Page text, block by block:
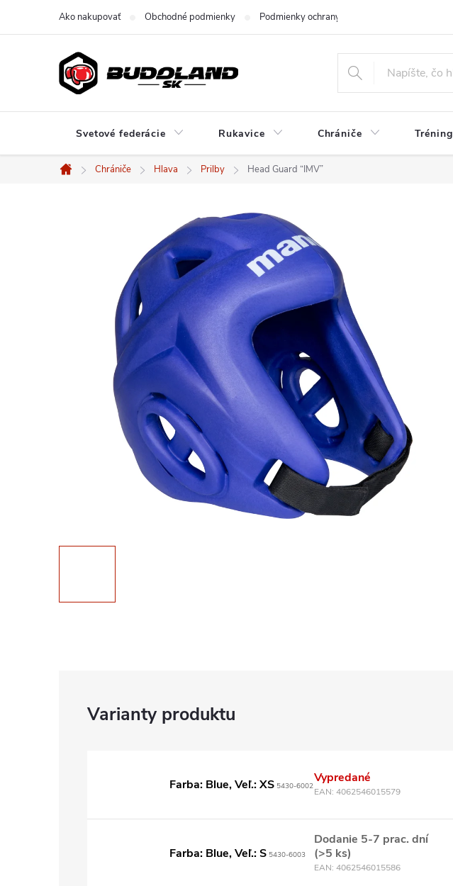
Ako nakupovať Obchodné podmienky Podmienky ochrany osobných údajov
Svetové federácie Rukavice Chrániče Tréning
Domov
Chrániče Hlava Prilby Head Guard “IMV”
Farba: Blue, Veľ.: XS 5430-6002
Vypredané
EAN: 4062546015579
Farba: Blue, Veľ.: S 5430-6003
Dodanie 5-7 prac. dní
(>5 ks)
EAN: 4062546015586